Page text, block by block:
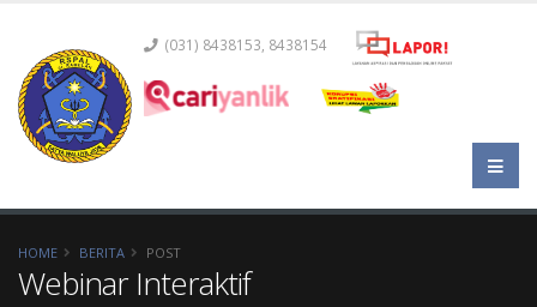
(031) 8438153, 8438154
HOME BERITA POST
Webinar Interaktif